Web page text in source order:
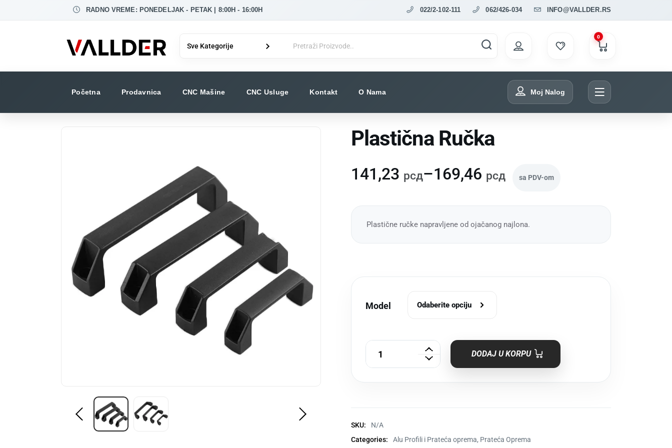
RADNO VREME: PONEDELJAK - PETAK | 8:00H - 16:00H 022/2-102-111 062/426-034 INFO@VALLDER.RS
0
Početna Prodavnica CNC Mašine CNC Usluge Kontakt O Nama Moj Nalog
Plastična Ručka
141,23 рсд–169,46 рсд sa PDV-om
Plastične ručke napravljene od ojačanog najlona.
Model Odaberite opciju
DODAJ U KORPU
SKU:
N/A
Categories:
Alu Profili i Prateća oprema, Prateća Oprema